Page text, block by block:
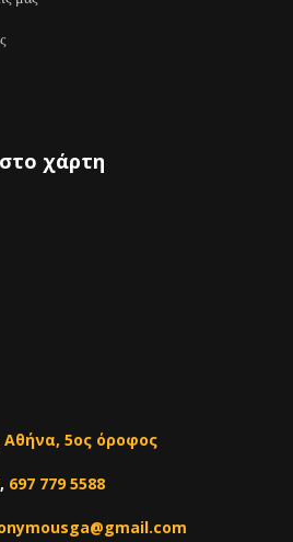
χάρτη
Αθήνα, 5ος όροφος
, 697 779 5588